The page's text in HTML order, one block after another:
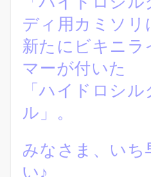
ディ用カミソリ
新たにビキニラ
マーが付いた
「ハイドロシ
ル」。
みなさま、いち
い♪